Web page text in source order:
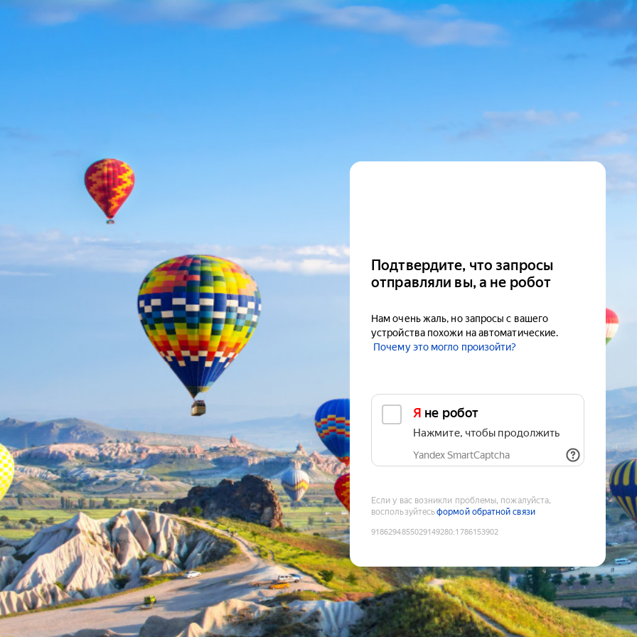
Подтвердите, что запросы
отправляли вы, а не робот
Нам очень жаль, но запросы с вашего
устройства похожи на автоматические.
Почему это могло произойти?
Я не робот
Нажмите, чтобы продолжить
Yandex SmartCaptcha
Если у вас возникли проблемы, пожалуйста,
воспользуйтесьформой обратной связи
9186294855029149280:1786153902